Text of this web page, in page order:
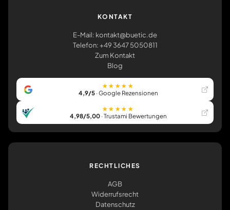
KONTAKT
E-Mail: kontakt@buetic.de
Telefon: +49 3647 5050811
Zum Kontakt
Blog
★★★★★
4,9/5· Google Rezensionen
★★★★★
4,98/5,00· Trustami Bewertungen
RECHTLICHES
AGB
Widerrufsrecht
Datenschutz